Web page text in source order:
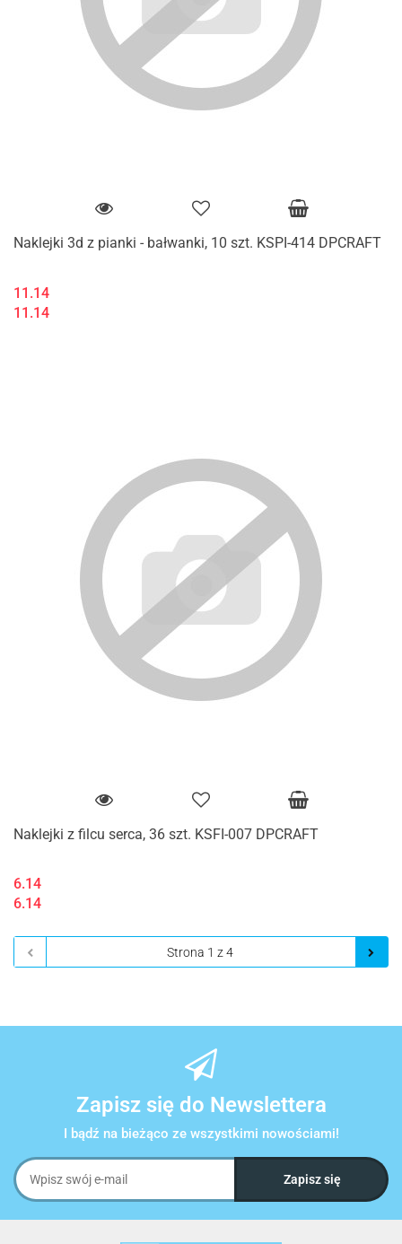
Naklejki 3d z pianki - bałwanki, 10 szt. KSPI-414 DPCRAFT
11.14
11.14
Naklejki z filcu serca, 36 szt. KSFI-007 DPCRAFT
6.14
6.14
Zapisz się do Newslettera
I bądź na bieżąco ze wszystkimi nowościami!